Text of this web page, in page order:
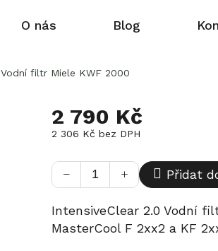
O nás Blog
Vodní filtr Miele KWF 2000
2 790 Kč
2 306 Kč bez DPH
cena:
+
− Přidat
IntensiveClear 2.0 Vodní
MasterCool F 2xx2 a KF